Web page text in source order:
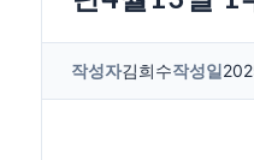
작성자김희수작성일